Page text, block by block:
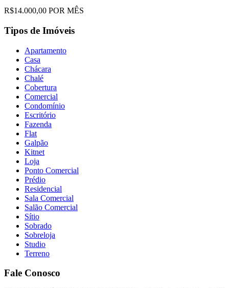
R$14.000,00 POR MÊS
Tipos de Imóveis
Apartamento
Casa
Chácara
Chalé
Cobertura
Comercial
Condomínio
Escritório
Fazenda
Flat
Galpão
Kitnet
Loja
Ponto Comercial
Prédio
Residencial
Sala Comercial
Salão Comercial
Sítio
Sobrado
Sobreloja
Studio
Terreno
Fale Conosco